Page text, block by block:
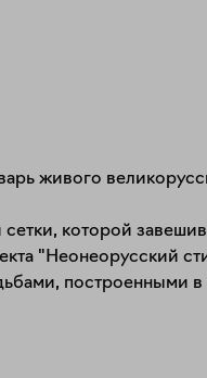
живого
которой
"Неонеорусский
построенными в